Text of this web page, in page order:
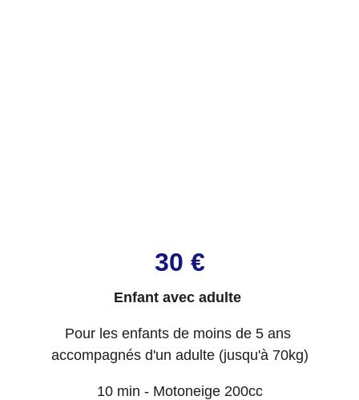
Enfant avec adulte
Pour les enfants de moins de 5 ans
accompagnés d'un adulte (jusqu'à 70kg)
10 min - Motoneige 200cc
30 €